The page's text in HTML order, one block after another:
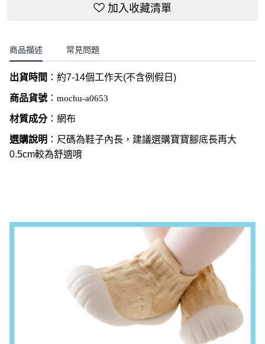
加入收藏清單
商品描述 常見問題
出貨時間 ：約7-14個工作天(不含例假日 )
商品貨號： mochu-a0653
材質成分：網布
選購說明 ：尺碼為鞋子內長，建議選購寶寶腳底長再大
0.5cm較為舒適唷